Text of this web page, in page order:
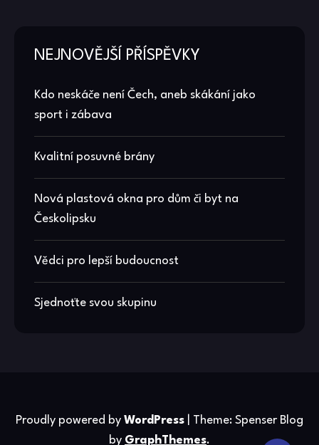
NEJNOVĚJŠÍ PŘÍSPĚVKY
Kdo neskáče není Čech, aneb skákání jako
sport i zábava
Kvalitní posuvné brány
Nová plastová okna pro dům či byt na
Českolipsku
Vědci pro lepší budoucnost
Sjednoťte svou skupinu
Proudly powered by WordPress
Theme: Spenser Blog
by GraphThemes.